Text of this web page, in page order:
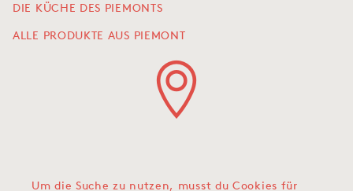
DIE KÜCHE DES PIEMONTS
ALLE PRODUKTE AUS PIEMONT
Um die Suche zu nutzen, musst du Cookies für